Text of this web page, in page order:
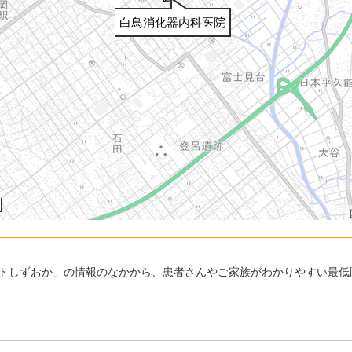
白鳥消化器内科医院
しずおか」の情報のなかから、患者さんやご家族がわかりやすい最